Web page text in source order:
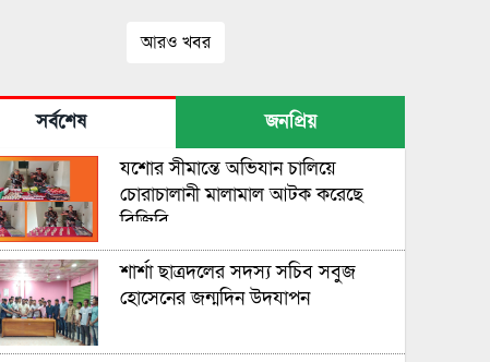
আরও খবর
সর্বশেষ জনপ্রিয়
যশোর সীমান্তে অভিযান চালিয়ে
চোরাচালানী মালামাল আটক করেছে
বিজিবি
শার্শা ছাত্রদলের সদস্য সচিব সবুজ
হোসেনের জন্মদিন উদযাপন